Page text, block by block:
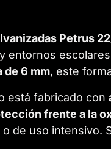
Petrus
entornos
de 6 mm, este
está fabricado con
frente a la
de uso intensivo.